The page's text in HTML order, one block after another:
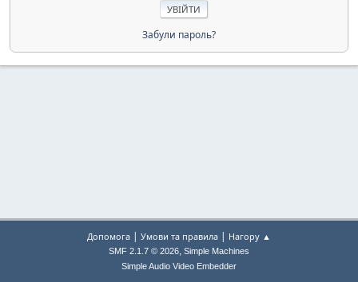
Забули пароль?
Допомога | Умови та правила | Нагору ▲
SMF 2.1.7 © 2026, Simple Machines
Simple Audio Video Embedder